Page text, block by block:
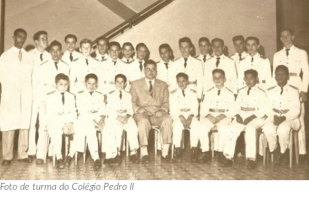
Foto de turma do Colégio Pedro II